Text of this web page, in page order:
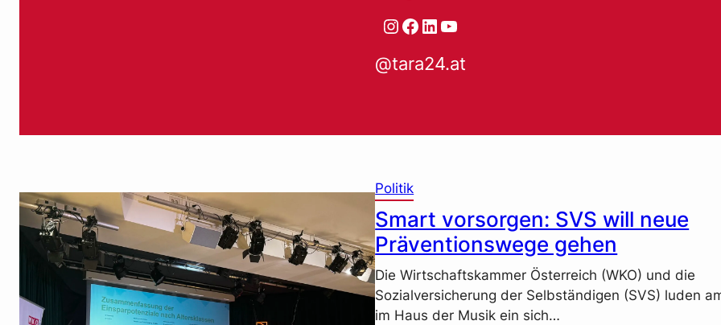
Instagram Facebook LinkedIn YouTube
@tara24.at
Politik
Smart vorsorgen: SVS will neue
Präventionswege gehen
Die Wirtschaftskammer Österreich (WKO) und die
Sozialversicherung der Selbständigen (SVS) luden
im Haus der Musik ein sich…